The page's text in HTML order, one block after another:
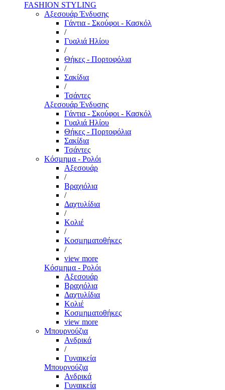
FASHION STYLING
Αξεσουάρ Ένδυσης
Γάντια - Σκούφοι - Κασκόλ
/
Γυαλιά Ηλίου
/
Θήκες - Πορτοφόλια
/
Σακίδια
/
Τσάντες
Αξεσουάρ Ένδυσης
Γάντια - Σκούφοι - Κασκόλ
Γυαλιά Ηλίου
Θήκες - Πορτοφόλια
Σακίδια
Τσάντες
Κόσμημα - Ρολόι
Αξεσουάρ
/
Βραχιόλια
/
Δαχτυλίδια
/
Κολιέ
/
Κοσμηματοθήκες
/
view more
Κόσμημα - Ρολόι
Αξεσουάρ
Βραχιόλια
Δαχτυλίδια
Κολιέ
Κοσμηματοθήκες
view more
Μπουρνούζια
Ανδρικά
/
Γυναικεία
Μπουρνούζια
Ανδρικά
Γυναικεία